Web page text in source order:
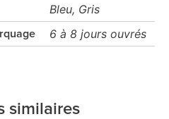
Bleu, Gris
6 à 8 jours ouvrés
similaires